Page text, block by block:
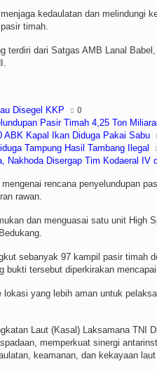
kedaulatan dan melindungi
timah.
terdiri dari Satgas AMB Lanal
Disegel KKP 0
Pasir Timah 4,25 Ton
ABK Kapal Ikan Diduga Pakai Sabu
Tampung Hasil Tambang Ilegal
Nakhoda Disergap Tim Kodaeral IV
rencana penyelundupan
rawan.
dan menguasai satu unit High
sebanyak 97 kampil pasir timah
tersebut diperkirakan mencapai
yang lebih aman untuk
Laut (Kasal) Laksamana TNI
memperkuat sinergi
keamanan, dan kekayaan